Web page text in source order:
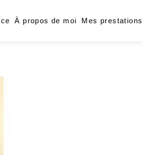
À propos de moi Mes prestations